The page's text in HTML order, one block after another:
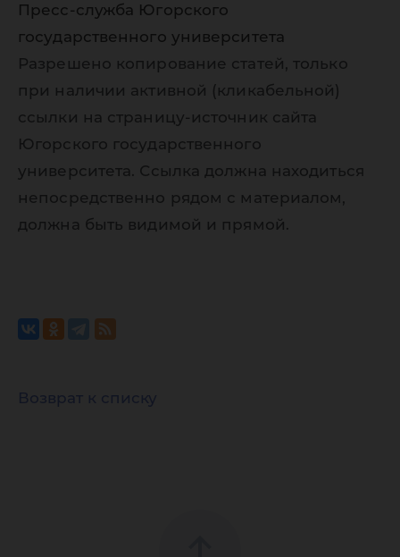
Пресс-служба Югорского
государственного университета
Разрешено копирование статей, только
при наличии активной (кликабельной)
ссылки на страницу-источник сайта
Югорского государственного
университета. Ссылка должна находиться
непосредственно рядом с материалом,
должна быть видимой и прямой.
Возврат к списку